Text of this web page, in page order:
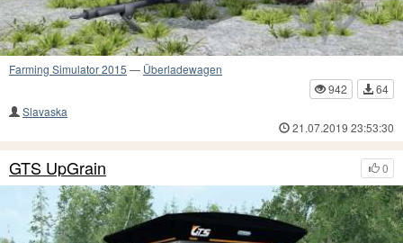
Farming Simulator 2015 — Überladewagen
942
64
Slavaska
21.07.2019 23:53:30
0
GTS UpGrain